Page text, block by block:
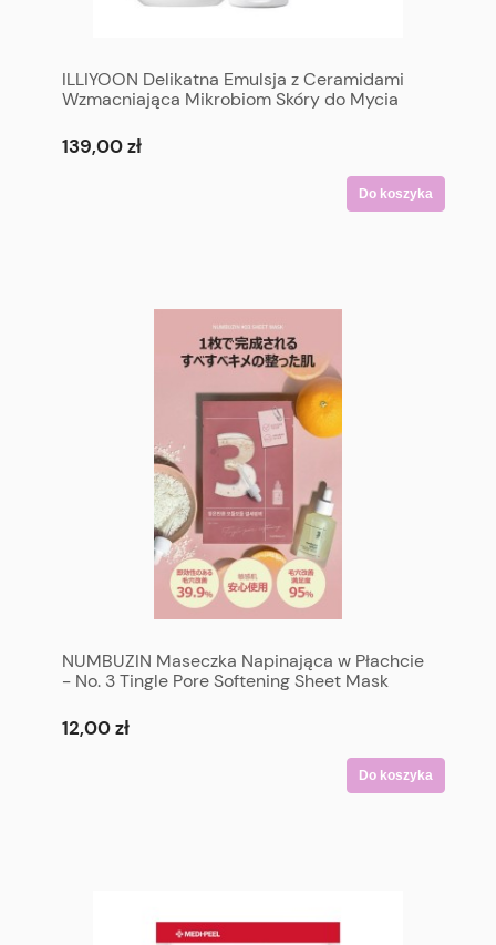
ILLIYOON Delikatna Emulsja z Ceramidami
Wzmacniająca Mikrobiom Skóry do Mycia
Ceramide Ato Lotion 334 ml + 100 ml
139,00 zł
Do koszyka
NUMBUZIN Maseczka Napinająca w Płachcie
- No. 3 Tingle Pore Softening Sheet Mask
12,00 zł
Do koszyka